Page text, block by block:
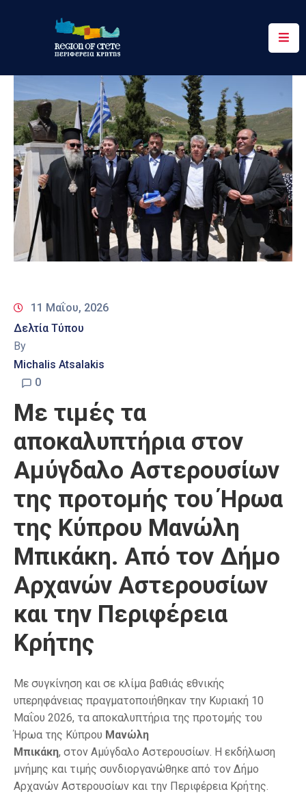
Περιφέρεια
Ενημέρωση
Έργα
&
Δράσεις
Ψηφιακές
Υπηρεσίες
Επικοινωνία
11 Μαΐου, 2026
Δελτία Τύπου
By
Michalis Atsalakis
0
Με τιμές τα
αποκαλυπτήρια στον
Αμύγδαλο Αστερουσίων
της προτομής του Ήρωα
της Κύπρου Μανώλη
Μπικάκη. Από τον Δήμο
Αρχανών Αστερουσίων
και την Περιφέρεια
Κρήτης
Με συγκίνηση και σε κλίμα βαθιάς εθνικής
υπερηφάνειας πραγματοποιήθηκαν την Κυριακή 10
Μαΐου 2026, τα αποκαλυπτήρια της προτομής του
Ήρωα της Κύπρου Μανώλη
Μπικάκη, στον Αμύγδαλο Αστερουσίων. Η εκδήλωση
μνήμης και τιμής συνδιοργανώθηκε από τον Δήμο
Αρχανών Αστερουσίων και την Περιφέρεια Κρήτης.